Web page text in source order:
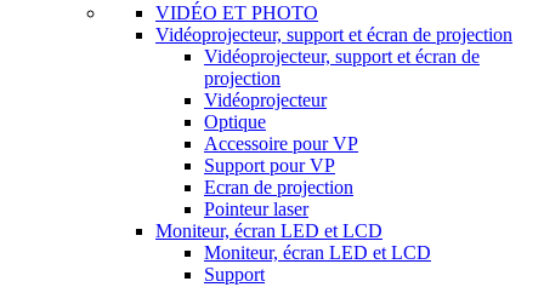
VIDÉO ET PHOTO
Vidéoprojecteur, support et écran de projection
Vidéoprojecteur, support et écran de
projection
Vidéoprojecteur
Optique
Accessoire pour VP
Support pour VP
Ecran de projection
Pointeur laser
Moniteur, écran LED et LCD
Moniteur, écran LED et LCD
Support